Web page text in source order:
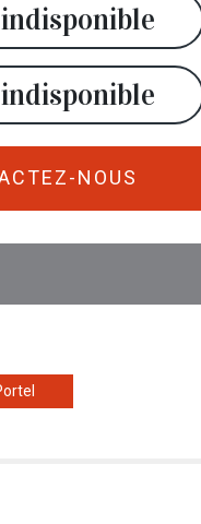
indisponible
indisponible
NOUS